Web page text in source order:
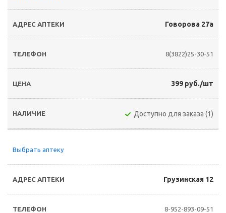
Говорова 27а
8(3822)25-30-51
399 руб./шт
Доступно для заказа (1)
Выбрать аптеку
Грузинская 12
8-952-893-09-51